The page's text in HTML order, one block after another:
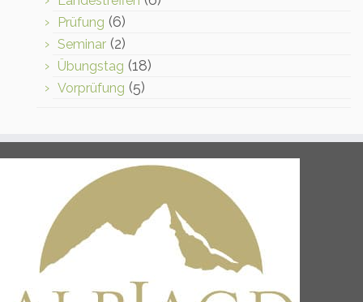
Prüfung (6)
Seminar (2)
Übungstag (18)
Vorprüfung (5)